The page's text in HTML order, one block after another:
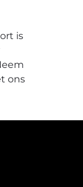
is
ons